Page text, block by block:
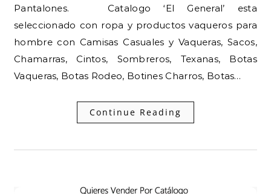
Pantalones. Catalogo ‘El General’ esta
seleccionado con ropa y productos vaqueros para
hombre con Camisas Casuales y Vaqueras, Sacos,
Chamarras, Cintos, Sombreros, Texanas, Botas
Vaqueras, Botas Rodeo, Botines Charros, Botas…
Continue Reading